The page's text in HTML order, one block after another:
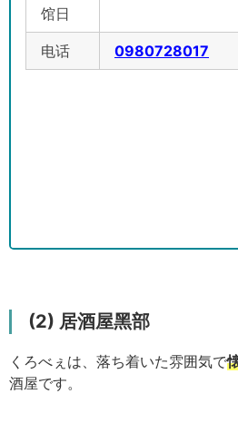
馆日
电话 0980728017
(2) 居酒屋黑部
くろべぇは、落ち着いた雰囲気で
酒屋です。